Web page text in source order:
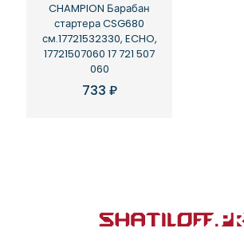
CHAMPION Барабан
стартера CSG680
см.17721532330, ECHO,
17721507060 17 721 507
060
733 ₽